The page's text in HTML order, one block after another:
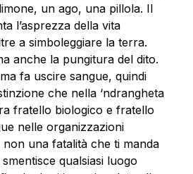
un ago, una pillola. Il
l’asprezza della vita
a simboleggiare la terra.
anche la pungitura del dito.
fa uscire sangue, quindi
che nella ‘ndrangheta
fratello biologico e fratello
nelle organizzazioni
una fatalità che ti manda
qualsiasi luogo